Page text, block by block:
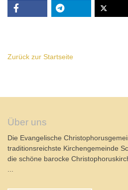
Zurück zur Startseite
Über uns
Die Evangelische
traditionsreichste Kirchengemeinde
die schöne barocke